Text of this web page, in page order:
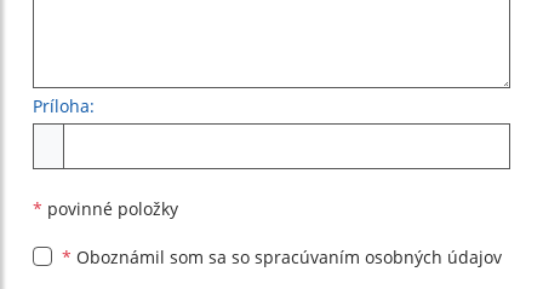
Príloha:
* povinné položky
* Oboznámil som sa so spracúvaním osobných údajov